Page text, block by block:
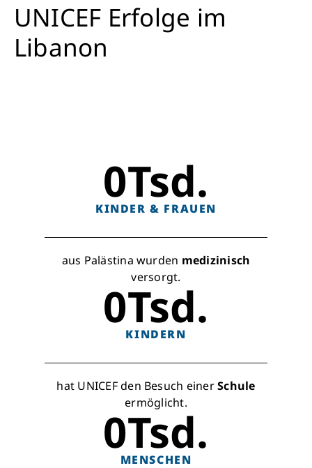
UNICEF Erfolge im
Libanon
0Tsd.
KINDERN
hat UNICEF den Besuch einerSchule
ermöglicht.
0Tsd.
KINDER & FRAUEN
aus Palästina wurden medizinisch
versorgt.
0Tsd.
MENSCHEN